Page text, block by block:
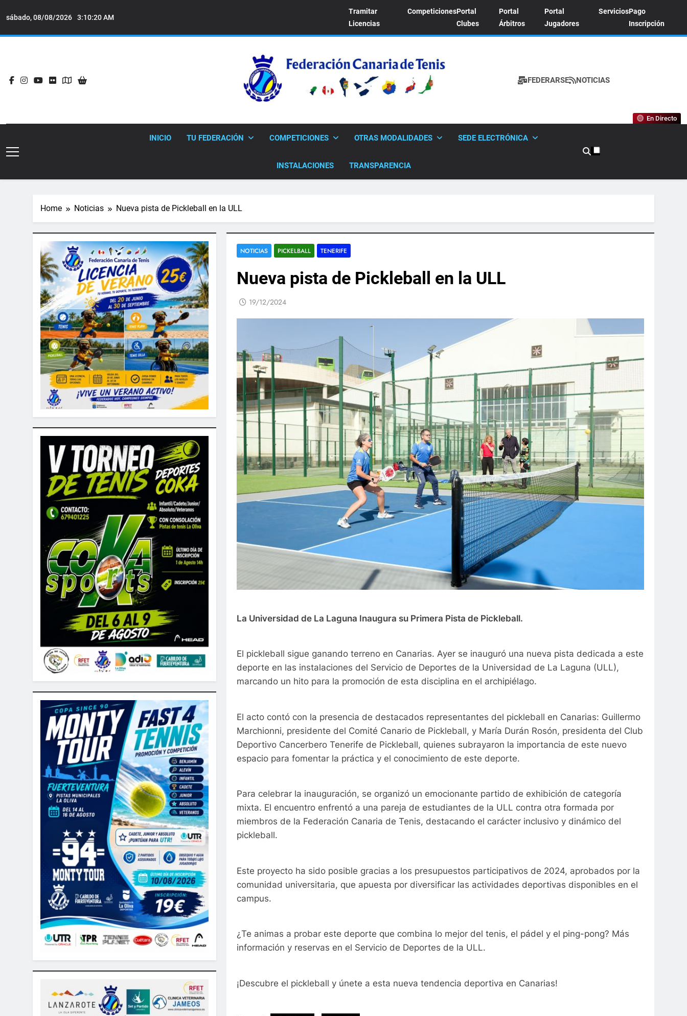
tosábado, 08/08/2026 3:10:21 AM
Tramitar
Licencias
CompeticionesPortal
Clubes
Portal
Árbitros
Portal
Jugadores
ServiciosPago
Inscripción
FEDERACION CANARIA DE TENIS
FEDERARSE NOTICIAS
En Directo
INICIO TU FEDERACIÓN COMPETICIONES OTRAS MODALIDADES SEDE ELECTRÓNICA
INSTALACIONES TRANSPARENCIA
Home Noticias Nueva pista de Pickleball en la ULL
NOTICIAS PICKELBALL TENERIFE
Nueva pista de Pickleball en la ULL
19/12/2024
La Universidad de La Laguna Inaugura su Primera Pista de Pickleball.
El pickleball sigue ganando terreno en Canarias. Ayer se inauguró una nueva pista dedicada a este
deporte en las instalaciones del Servicio de Deportes de la Universidad de La Laguna (ULL),
marcando un hito para la promoción de esta disciplina en el archipiélago.
El acto contó con la presencia de destacados representantes del pickleball en Canarias: Guillermo
Marchionni, presidente del Comité Canario de Pickleball, y María Durán Rosón, presidenta del Club
Deportivo Cancerbero Tenerife de Pickleball, quienes subrayaron la importancia de este nuevo
espacio para fomentar la práctica y el conocimiento de este deporte.
Para celebrar la inauguración, se organizó un emocionante partido de exhibición de categoría
mixta. El encuentro enfrentó a una pareja de estudiantes de la ULL contra otra formada por
miembros de la Federación Canaria de Tenis, destacando el carácter inclusivo y dinámico del
pickleball.
Este proyecto ha sido posible gracias a los presupuestos participativos de 2024, aprobados por la
comunidad universitaria, que apuesta por diversificar las actividades deportivas disponibles en el
campus.
¿Te animas a probar este deporte que combina lo mejor del tenis, el pádel y el ping-pong? Más
información y reservas en el Servicio de Deportes de la ULL.
¡Descubre el pickleball y únete a esta nueva tendencia deportiva en Canarias!